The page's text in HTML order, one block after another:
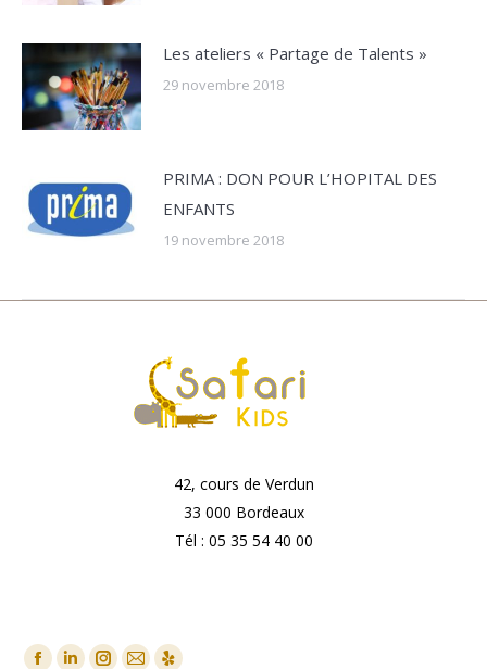
Les ateliers « Partage de Talents »
29 novembre 2018
PRIMA : DON POUR L’HOPITAL DES
ENFANTS
19 novembre 2018
42, cours de Verdun
33 000 Bordeaux
Tél : 05 35 54 40 00
Trouvez nous sur :